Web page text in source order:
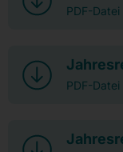
PDF-Datei
PDF-Datei